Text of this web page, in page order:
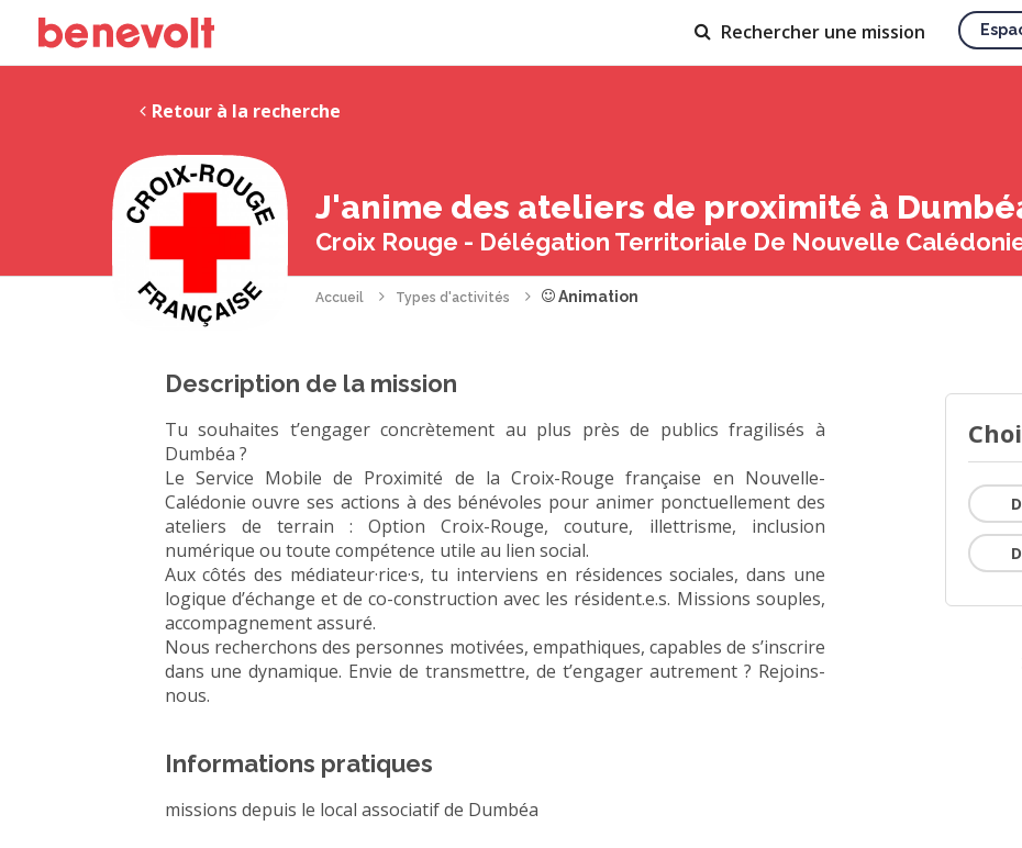
Rechercher une mission
Retour à la recherche
J'anime des ateliers de proximité à
Croix Rouge - Délégation Territoriale De Nouvelle
Accueil Types d'activités Animation
Description de la mission
Tu souhaites t’engager concrètement au plus près de publics fragilisés à
Dumbéa ?
Le Service Mobile de Proximité de la Croix-Rouge française en Nouvelle-
Calédonie ouvre ses actions à des bénévoles pour animer ponctuellement des
ateliers de terrain : Option Croix-Rouge, couture, illettrisme, inclusion
numérique ou toute compétence utile au lien social.
Aux côtés des médiateur·rice·s, tu interviens en résidences sociales, dans une
logique d’échange et de co-construction avec les résident.e.s. Missions souples,
accompagnement assuré.
Nous recherchons des personnes motivées, empathiques, capables de s’inscrire
dans une dynamique. Envie de transmettre, de t’engager autrement ? Rejoins-
nous.
Informations pratiques
missions depuis le local associatif de Dumbéa